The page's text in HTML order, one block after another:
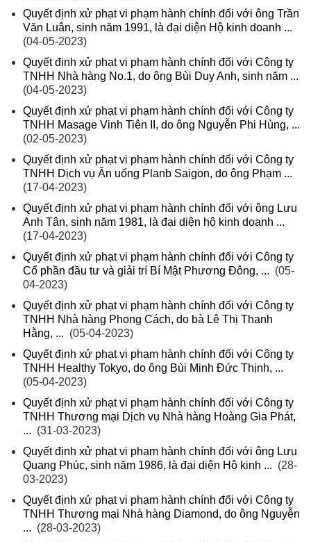
Quyết định xử phạt vi phạm hành chính đối với ông Trần
Văn Luân, sinh năm 1991, là đại diện Hộ kinh doanh ...
(04-05-2023)
Quyết định xử phạt vi phạm hành chính đối với Công ty
TNHH Nhà hàng No.1, do ông Bùi Duy Anh, sinh năm ...
(04-05-2023)
Quyết định xử phạt vi phạm hành chính đối với Công ty
TNHH Masage Vinh Tiên II, do ông Nguyễn Phi Hùng, ...
(02-05-2023)
Quyết định xử phạt vi phạm hành chính đối với Công ty
TNHH Dịch vụ Ăn uống Planb Saigon, do ông Phạm ...
(17-04-2023)
Quyết định xử phạt vi phạm hành chính đối với ông Lưu
Anh Tân, sinh năm 1981, là đại diện hộ kinh doanh ...
(17-04-2023)
Quyết định xử phạt vi phạm hành chính đối với Công ty
Cổ phần đầu tư và giải trí Bí Mật Phương Đông, ... (05-
04-2023)
Quyết định xử phạt vi phạm hành chính đối với Công ty
TNHH Nhà hàng Phong Cách, do bà Lê Thị Thanh
Hằng, ... (05-04-2023)
Quyết định xử phạt vi phạm hành chính đối với Công ty
TNHH Healthy Tokyo, do ông Bùi Minh Đức Thịnh, ...
(05-04-2023)
Quyết định xử phạt vi phạm hành chính đối với Công ty
TNHH Thương mại Dịch vụ Nhà hàng Hoàng Gia Phát,
... (31-03-2023)
Quyết định xử phạt vi phạm hành chính đối với ông Lưu
Quang Phúc, sinh năm 1986, là đại diện Hộ kinh ... (28-
03-2023)
Quyết định xử phạt vi phạm hành chính đối với Công ty
TNHH Thương mại Nhà hàng Diamond, do ông Nguyễn
... (28-03-2023)